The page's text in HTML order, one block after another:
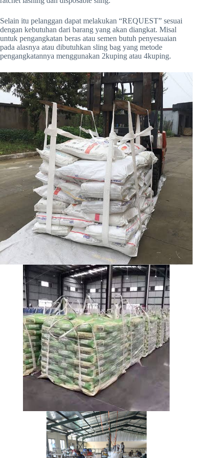
Selain itu pelanggan dapat melakukan “REQUEST” sesuai
dengan kebutuhan dari barang yang akan diangkat. Misal
untuk pengangkatan beras atau semen butuh penyesuaian
pada alasnya atau dibutuhkan sling bag yang metode
pengangkatannya menggunakan 2kuping atau 4kuping.